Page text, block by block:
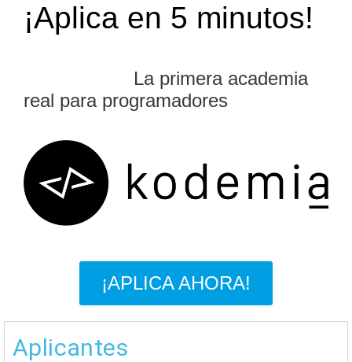
¡Aplica en 5 minutos!
La primera academia
real para programadores
¡APLICA AHORA!
Aplicantes